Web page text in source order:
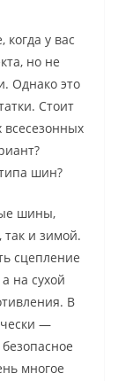
у вас
но не
Однако это
Стоит
шин?
шины,
так и зимой.
сцепление
на сухой
В
—
многое